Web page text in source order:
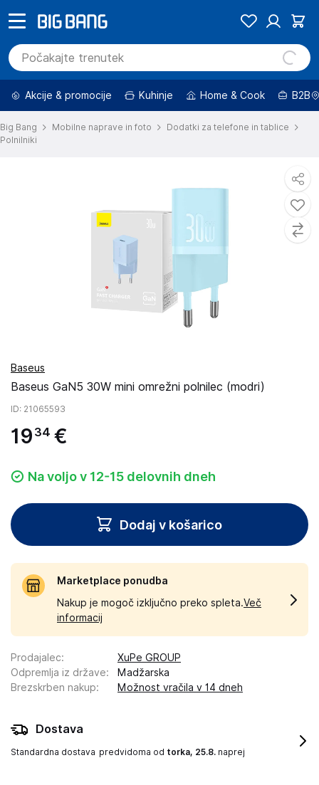
Akcije & promocije Kuhinje Home & Cook B2B
Big Bang Mobilne naprave in foto
Dodatki za telefone in tablice
Polnilniki
Baseus
Baseus GaN5 30W mini omrežni polnilec (modri)
ID: 21065593
19 34 €
Na voljo v 12-15 delovnih dneh
Dodaj v košarico
Marketplace ponudba
Nakup je mogoč izključno preko spleta.Več
informacij
Prodajalec:
XuPe GROUP
Odpremlja iz države:
Madžarska
Brezskrben nakup: Možnost vračila v 14 dneh
Dostava
Standardna dostava predvidoma od torka, 25.8. naprej